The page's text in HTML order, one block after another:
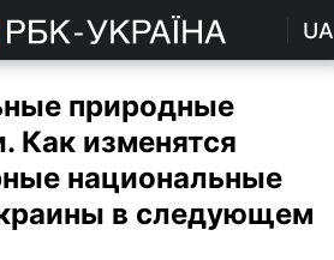
UA
природные
Как изменятся
национальные
в следующем